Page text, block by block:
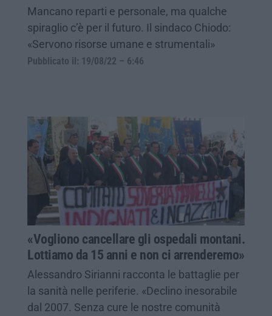
Mancano reparti e personale, ma qualche
spiraglio c’è per il futuro. Il sindaco Chiodo:
«Servono risorse umane e strumentali»
Pubblicato il: 19/08/22 – 6:46
«Vogliono cancellare gli ospedali montani.
Lottiamo da 15 anni e non ci arrenderemo»
Alessandro Sirianni racconta le battaglie per
la sanità nelle periferie. «Declino inesorabile
dal 2007. Senza cure le nostre comunità